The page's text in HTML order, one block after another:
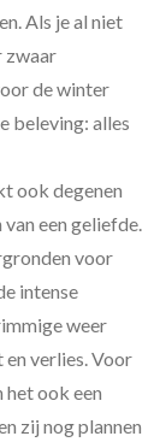
Als je al niet
zwaar
de winter
beleving: alles
ook degenen
een geliefde.
voor
intense
weer
verlies. Voor
het ook een
zij nog plannen